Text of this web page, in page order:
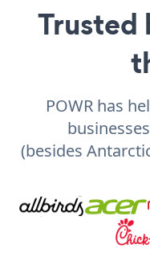
Trusted
POWR has
(besides